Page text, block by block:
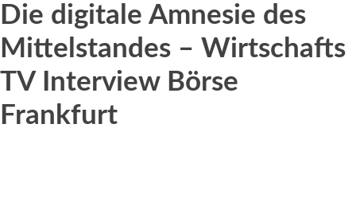
Die digitale Amnesie des
Mittelstandes – Wirtschafts
TV Interview Börse
Frankfurt